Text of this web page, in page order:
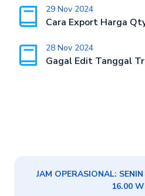
29 Nov 2024
Cara Export Harga
28 Nov 2024
Gagal Edit Tanggal
JAM OPERASIONAL:
16.00